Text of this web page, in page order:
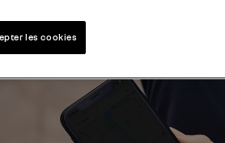
les cookies